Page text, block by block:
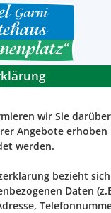
wir Sie
Angebote erhoben
werden.
bezieht
Daten